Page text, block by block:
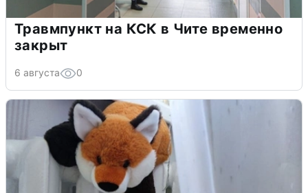
Травмпункт на КСК в Чите временно
закрыт
6 августа 0